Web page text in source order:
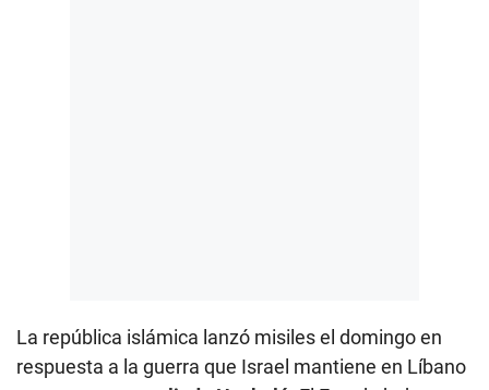
La república islámica lanzó misiles el domingo en
respuesta a la guerra que Israel mantiene en Líbano